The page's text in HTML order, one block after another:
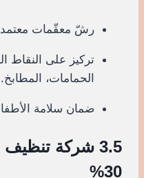
رشّ معقّمات
تركيز على النقاط
الحمامات، المطابخ.
ضمان سلامة
3.5 شركة
30%